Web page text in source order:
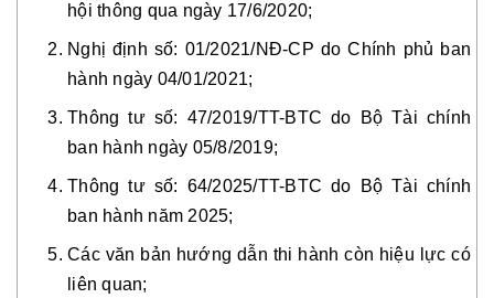
hội thông qua ngày 17/6/2020;
Nghị định số: 01/2021/NĐ-CP do Chính phủ ban
hành ngày 04/01/2021;
Thông tư số: 47/2019/TT-BTC do Bộ Tài chính
ban hành ngày 05/8/2019;
Thông tư số: 64/2025/TT-BTC do Bộ Tài chính
ban hành năm 2025;
Các văn bản hướng dẫn thi hành còn hiệu lực có
liên quan;